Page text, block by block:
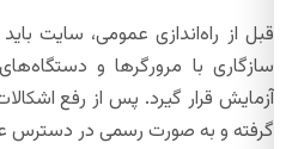
قبل از راه‌اندازی عمومی، سایت
سازگاری با مرورگرها و
آزمایش قرار گیرد. پس از رفع
گرفته و به صورت رسمی در دسترس